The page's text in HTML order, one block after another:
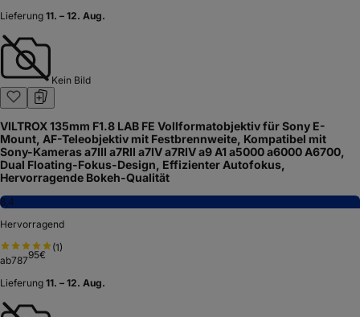
Lieferung 11. – 12. Aug.
Kein Bild
VILTROX 135mm F1.8 LAB FE Vollformatobjektiv für Sony E-
Mount, AF-Teleobjektiv mit Festbrennweite, Kompatibel mit
Sony-Kameras a7III a7RII a7IV a7RIV a9 A1 a5000 a6000 A6700,
Dual Floating-Fokus-Design, Effizienter Autofokus,
Hervorragende Bokeh-Qualität
8,4
Hervorragend
(1)
ab78795€
Lieferung 11. – 12. Aug.